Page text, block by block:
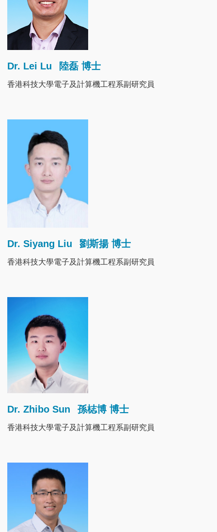
Dr. Lei Lu 陸磊 博士
香港科技大學電子及計算機工程系副研究員
Dr. Siyang Liu 劉斯揚 博士
香港科技大學電子及計算機工程系副研究員
Dr. Zhibo Sun 孫梽博 博士
香港科技大學電子及計算機工程系副研究員